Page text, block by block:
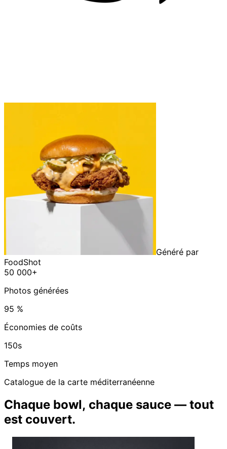
Généré par
FoodShot
50 000+
Photos générées
95 %
Économies de coûts
150s
Temps moyen
Catalogue de la carte méditerranéenne
Chaque bowl, chaque sauce — tout
est couvert.